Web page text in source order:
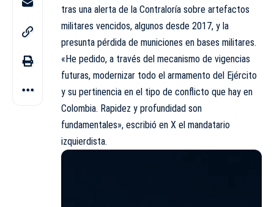
tras una alerta de la Contraloría sobre artefactos
militares vencidos, algunos desde 2017, y la
presunta pérdida de municiones en bases militares.
«He pedido, a través del mecanismo de vigencias
futuras, modernizar todo el armamento del Ejército
y su pertinencia en el tipo de conflicto que hay en
Colombia. Rapidez y profundidad son
fundamentales», escribió en X el mandatario
izquierdista.